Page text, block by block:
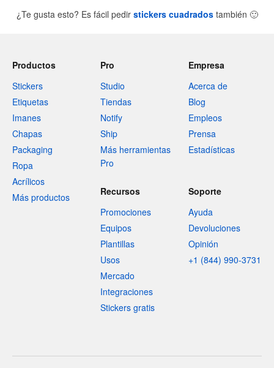
¿Te gusta esto? Es fácil pedir stickers cuadradostambién 🙂
Productos
Stickers
Etiquetas
Imanes
Chapas
Packaging
Ropa
Acrílicos
Más productos
Pro
Studio
Tiendas
Notify
Ship
Más herramientas
Pro
Empresa
Acerca de
Blog
Empleos
Prensa
Estadísticas
Recursos
Promociones
Equipos
Plantillas
Usos
Mercado
Integraciones
Stickers gratis
Soporte
Ayuda
Devoluciones
Opinión
+1 (844) 990-3731